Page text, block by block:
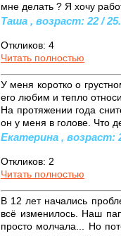
мне делать ? Я хочу
Таша , возраст: 22 /
Откликов: 4
Читать полностью
У меня коротко о
его любим и тепло
На протяжении года
он у меня в голове. Что
Екатерина , возраст:
Откликов: 2
Читать полностью
В 12 лет начались
всё изменилось. Наш
просто молчала... Но